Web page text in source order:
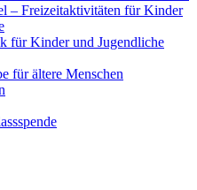
– Freizeitaktivitäten für Kinder
für Kinder und Jugendliche
für ältere Menschen